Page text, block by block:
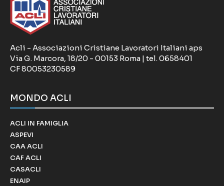
Acli - Associazioni Cristiane Lavoratori Italiani aps
Via G. Marcora, 18/20 - 00153 Roma | tel. 0658401
CF 80053230589
MONDO ACLI
ACLI IN FAMIGLIA
ASPEVI
CAA ACLI
CAF ACLI
CASACLI
ENAIP